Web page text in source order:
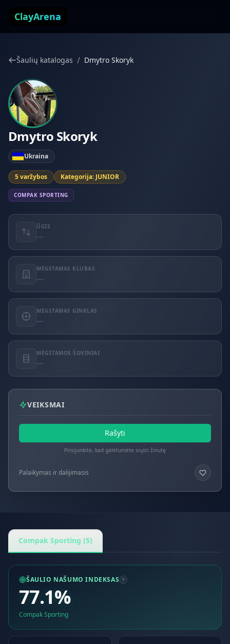
ClayArena
Šaulių katalogas / Dmytro Skoryk
Dmytro Skoryk
Ukraina
5 varžybos Kategorija: JUNIOR
COMPAK SPORTING
ŪGIS
—
MĖGSTAMAS KLUBAS
—
MĖGSTAMAS GINKLAS
—
MĖGSTAMOS ŠOVINIAI
—
VEIKSMAI
Rašyti
Prisijunkite, kad galėtumėte siųsti žinutę
Palaikymas ir dalijimasis
Compak Sporting (5)
ŠAULIO NAŠUMO INDEKSAS
77.1%
Compak Sporting